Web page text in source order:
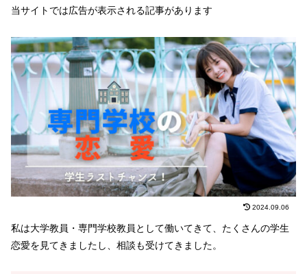
当サイトでは広告が表示される記事があります
2024.09.06
私は大学教員・専門学校教員として働いてきて、たくさんの学生
恋愛を見てきましたし、相談も受けてきました。